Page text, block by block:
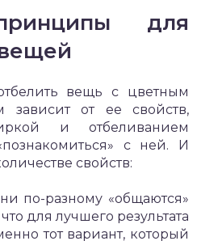
для
вещь с цветным
зависит от ее свойств,
и отбеливанием
с ней. И
свойств:
по-разному «общаются»
для лучшего результата
тот вариант, который